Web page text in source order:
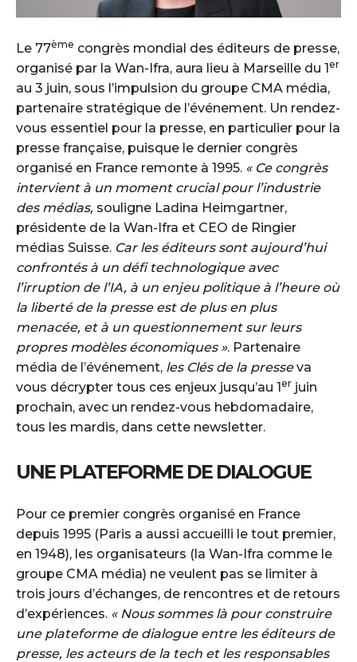
Le 77ème congrès mondial des éditeurs de presse,
organisé par la Wan-Ifra, aura lieu à Marseille du 1er
au 3 juin, sous l’impulsion du groupe CMA média,
partenaire stratégique de l’événement. Un rendez-
vous essentiel pour la presse, en particulier pour la
presse française, puisque le dernier congrès
organisé en France remonte à 1995. « Ce congrès
intervient à un moment crucial pour l’industrie
des médias, souligne Ladina Heimgartner,
présidente de la Wan-Ifra et CEO de Ringier
médias Suisse. Car les éditeurs sont aujourd’hui
confrontés à un défi technologique avec
l’irruption de l’IA, à un enjeu politique à l’heure où
la liberté de la presse est de plus en plus
menacée, et à un questionnement sur leurs
propres modèles économiques ». Partenaire
média de l’événement, les Clés de la presseva
vous décrypter tous ces enjeux jusqu’au 1er juin
prochain, avec un rendez-vous hebdomadaire,
tous les mardis, dans cette newsletter.
UNE PLATEFORME DE DIALOGUE
Pour ce premier congrès organisé en France
depuis 1995 (Paris a aussi accueilli le tout premier,
en 1948), les organisateurs (la Wan-Ifra comme le
groupe CMA média) ne veulent pas se limiter à
trois jours d’échanges, de rencontres et de retours
d’expériences. « Nous sommes là pour construire
une plateforme de dialogue entre les éditeurs de
presse, les acteurs de la tech et les responsables